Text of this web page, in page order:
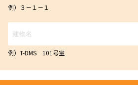
例）３－１－１
例）T-DMS 101号室